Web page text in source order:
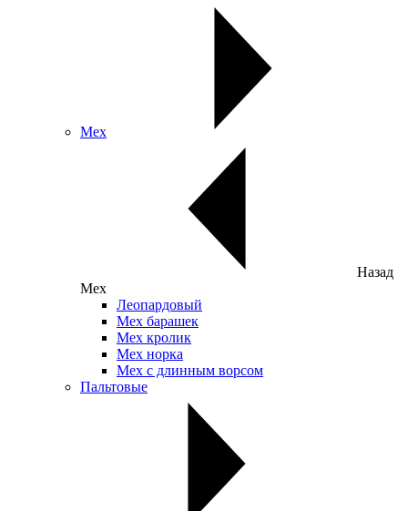
Мех
Назад
Мех
Леопардовый
Мех барашек
Мех кролик
Мех норка
Мех с длинным ворсом
Пальтовые